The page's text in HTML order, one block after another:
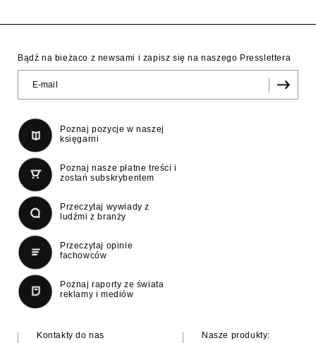
Bądź na bieżaco z newsami i zapisz się na naszego Presslettera
Poznaj pozycje w naszej
księgarni
Poznaj nasze płatne treści i
zostań subskrybentem
Przeczytaj wywiady z
ludźmi z branży
Przeczytaj opinie
fachowców
Poznaj raporty ze świata
reklamy i mediów
Kontakty do nas
Nasze produkty: